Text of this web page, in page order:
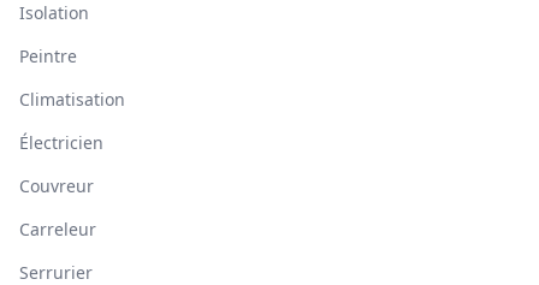
Isolation
Peintre
Climatisation
Électricien
Couvreur
Carreleur
Serrurier